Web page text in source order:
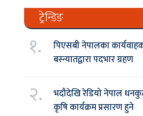
ट्रेन्डिङ
१.
पिएसबी नेपालका
बस्न्यातद्वारा पदभार ग्रहण
२.
भदौदेखि रेडियो नेपाल
कृषि कार्यक्रम प्रसारण हुने